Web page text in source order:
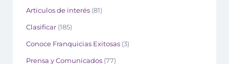
Articulos de interés (81)
Clasificar (185)
Conoce Franquicias Exitosas (3)
Prensa y Comunicados (77)